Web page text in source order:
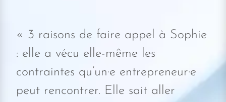
« 3 raisons de faire appel à Sophie
: elle a vécu elle-même les
contraintes qu’un·e entrepreneur·e
peut rencontrer. Elle sait aller